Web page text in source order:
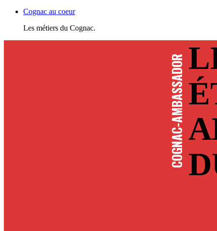
Cognac au coeur
Les métiers du Cognac.
COGNAC-AMBASSADOR